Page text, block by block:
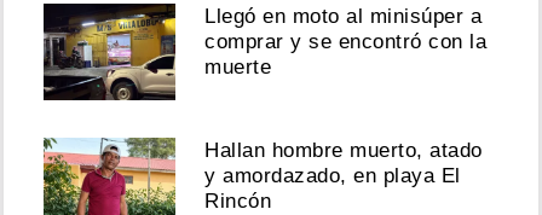
Peso
del
Tiempo’
Agosto
2026
Llegó en moto al minisúper a
comprar y se encontró con la
muerte
Hallan hombre muerto, atado
y amordazado, en playa El
Rincón